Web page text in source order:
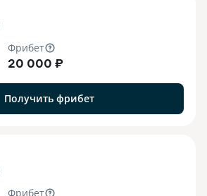
Фрибет
20 000 ₽
Получить фрибет
Фрибет